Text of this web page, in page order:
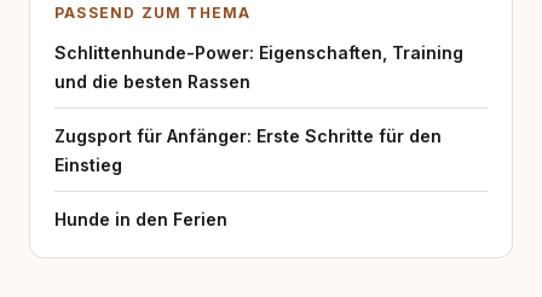
PASSEND ZUM THEMA
Schlittenhunde-Power: Eigenschaften, Training
und die besten Rassen
Zugsport für Anfänger: Erste Schritte für den
Einstieg
Hunde in den Ferien